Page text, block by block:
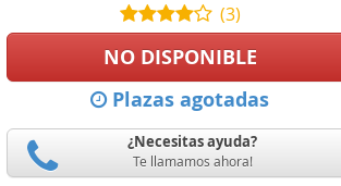
(3)
NO DISPONIBLE
Plazas agotadas
¿Necesitas ayuda?
Te llamamos ahora!